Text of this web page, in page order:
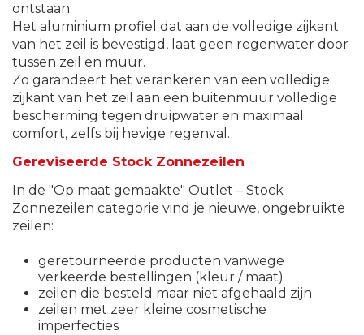
ontstaan.
Het aluminium profiel dat aan de volledige zijkant
van het zeil is bevestigd, laat geen regenwater door
tussen zeil en muur.
Zo garandeert het verankeren van een volledige
zijkant van het zeil aan een buitenmuur volledige
bescherming tegen druipwater en maximaal
comfort, zelfs bij hevige regenval.
Gereviseerde Stock Zonnezeilen
In de "Op maat gemaakte" Outlet – Stock
Zonnezeilen categorie vind je nieuwe, ongebruikte
zeilen:
geretourneerde producten vanwege
verkeerde bestellingen (kleur / maat)
zeilen die besteld maar niet afgehaald zijn
zeilen met zeer kleine cosmetische
imperfecties